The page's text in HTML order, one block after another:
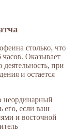
столько, что
часов. Оказывает
при
и остается
неординарный
его, если ваш
и восточной